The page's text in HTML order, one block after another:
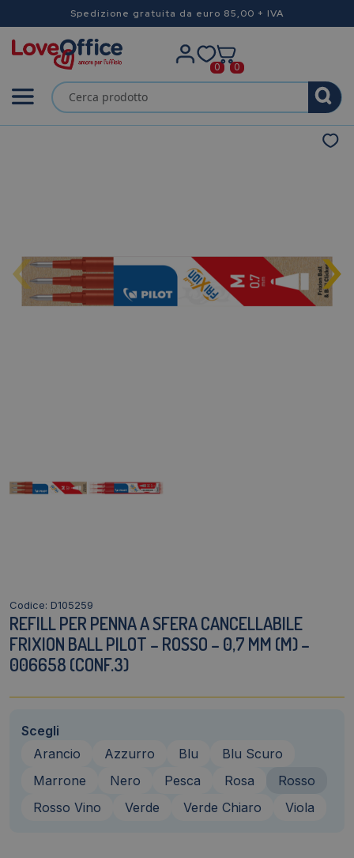
Spedizione gratuita da euro 85,00 + IVA
0 0
‹ ›
Codice: D105259
REFILL PER PENNA A SFERA CANCELLABILE
FRIXION BALL PILOT – ROSSO – 0,7 MM (M) –
006658 (CONF.3)
Scegli
Arancio
Azzurro Blu
Blu Scuro
Marrone
Nero Pesca Rosa
Rosso
Rosso Vino
Verde Verde Chiaro Viola